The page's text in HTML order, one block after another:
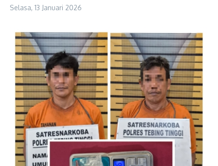
Selasa, 13 Januari 2026